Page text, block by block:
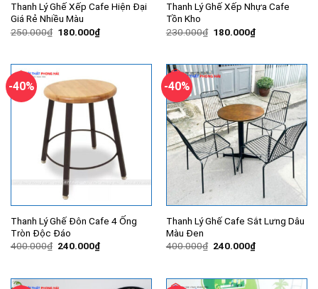
Thanh Lý Ghế Xếp Cafe Hiện Đại
Giá Rẻ Nhiều Màu
250.000₫ Giá
180.000₫Giá
hiện
180.000₫.
Thanh Lý Ghế Xếp Nhựa Cafe
Tồn Kho
230.000₫ Giá
180.000₫Giá
hiện
180.000₫.
-40%
Thanh Lý Ghế Đôn Cafe 4 Ống
Tròn Độc Đáo
400.000₫ Giá
240.000₫Giá
hiện
240.000₫.
-40%
Thanh Lý Ghế Cafe Sắt Lưng Dâu
Màu Đen
400.000₫ Giá
240.000₫Giá
hiện
240.000₫.